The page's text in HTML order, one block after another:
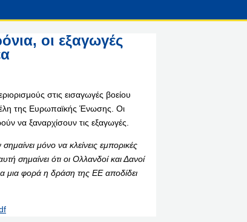
οι εξαγωγές
στις εισαγωγές βοείου
της Ευρωπαϊκής Ένωσης. Οι
να ξαναρχίσουν τις εξαγωγές.
μόνο να κλείνεις εμπορικές
σημαίνει ότι οι Ολλανδοί και Δανοί
μια φορά η δράση της ΕΕ αποδίδει